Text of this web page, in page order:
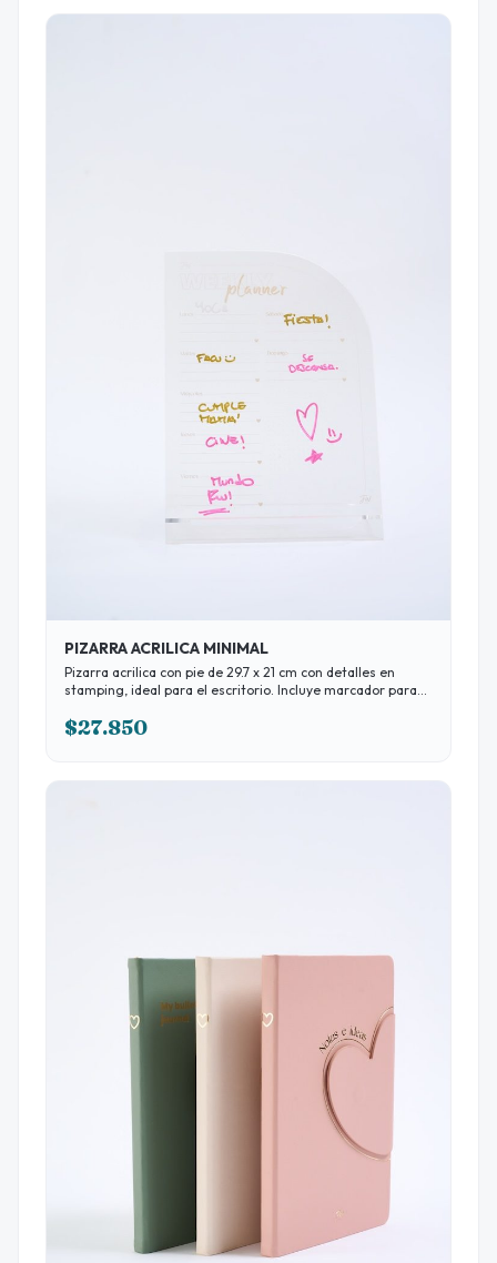
PIZARRA ACRILICA MINIMAL
Pizarra acrilica con pie de 29.7 x 21 cm con detalles en
stamping, ideal para el escritorio. Incluye marcador para
$27.850